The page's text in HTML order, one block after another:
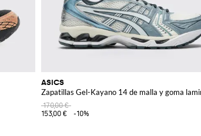
ASICS
Zapatillas Gel-Kayano 14 de malla y goma
170,00 €
153,00 €
-10%